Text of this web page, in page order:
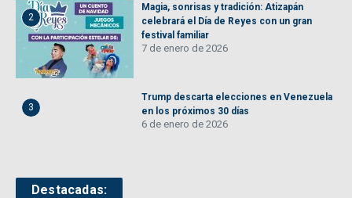
2
Magia, sonrisas y tradición: Atizapán
celebrará el Día de Reyes con un gran
festival familiar
7 de enero de 2026
3
Trump descarta elecciones en Venezuela
en los próximos 30 días
6 de enero de 2026
Destacadas: